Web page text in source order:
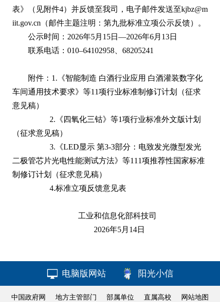
表》（见附件4）并反馈至我司，电子邮件发送至kjbz@m
iit.gov.cn（邮件主题注明：第九批标准立项公示反馈）。
公示时间：2026年5月15日—2026年6月13日
联系电话：010–64102958、68205241
附件：1. 《智能制造 白酒行业应用 白酒灌装数字化
车间通用技术要求》等11项行业标准制修订计划（征求
意见稿）
2. 《四氧化三钴》等1项行业标准外文版计划
（征求意见稿）
3. 《LED显示 第3-3部分：电致发光微型发光
二极管芯片光电性能测试方法》等111项推荐性国家标准
制修订计划（征求意见稿）
4.标准立项反馈意见表
工业和信息化部科技司
2026年5月14日
电脑版网站 阳光小信
中国政府网 地方主管部门 部属单位 直属高校 网站地图